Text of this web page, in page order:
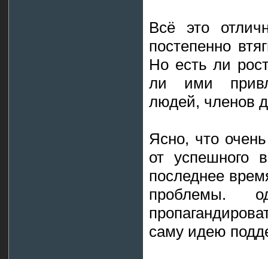
Всё это
постепенно
Но есть ли
ли ими
людей, членов
Ясно, что
от успешного
последнее
проблемы.
саму идею